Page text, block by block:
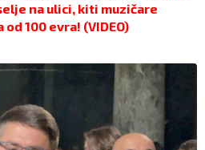
na ulici, kiti muzičare
100 evra! (VIDEO)